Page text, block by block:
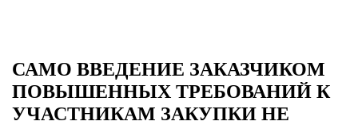
САМО ВВЕДЕНИЕ ЗАКАЗЧИКОМ
ПОВЫШЕННЫХ ТРЕБОВАНИЙ К
УЧАСТНИКАМ ЗАКУПКИ НЕ